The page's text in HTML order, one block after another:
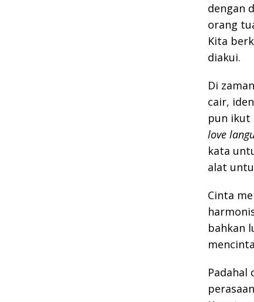
dengan
orang
Kita
diakui.
Di
cair,
pun ikut
love
kata
alat
Cinta
bahkan